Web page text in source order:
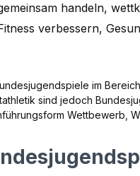
handeln,
verbessern,
im
sind jedoch
Wettbewerb,